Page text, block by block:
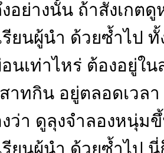
อย่างนั้น ถ้าสังเกต
รียนผู้นำ ด้วยซ้ำไป
นเท่าไหร่ ต้องอยู่ใ
าทกิน อยู่ตลอดเวล
ว่า ดูลุงจำลองหนุ่ม
รียนผู้นำ ด้วยซ้ำไป